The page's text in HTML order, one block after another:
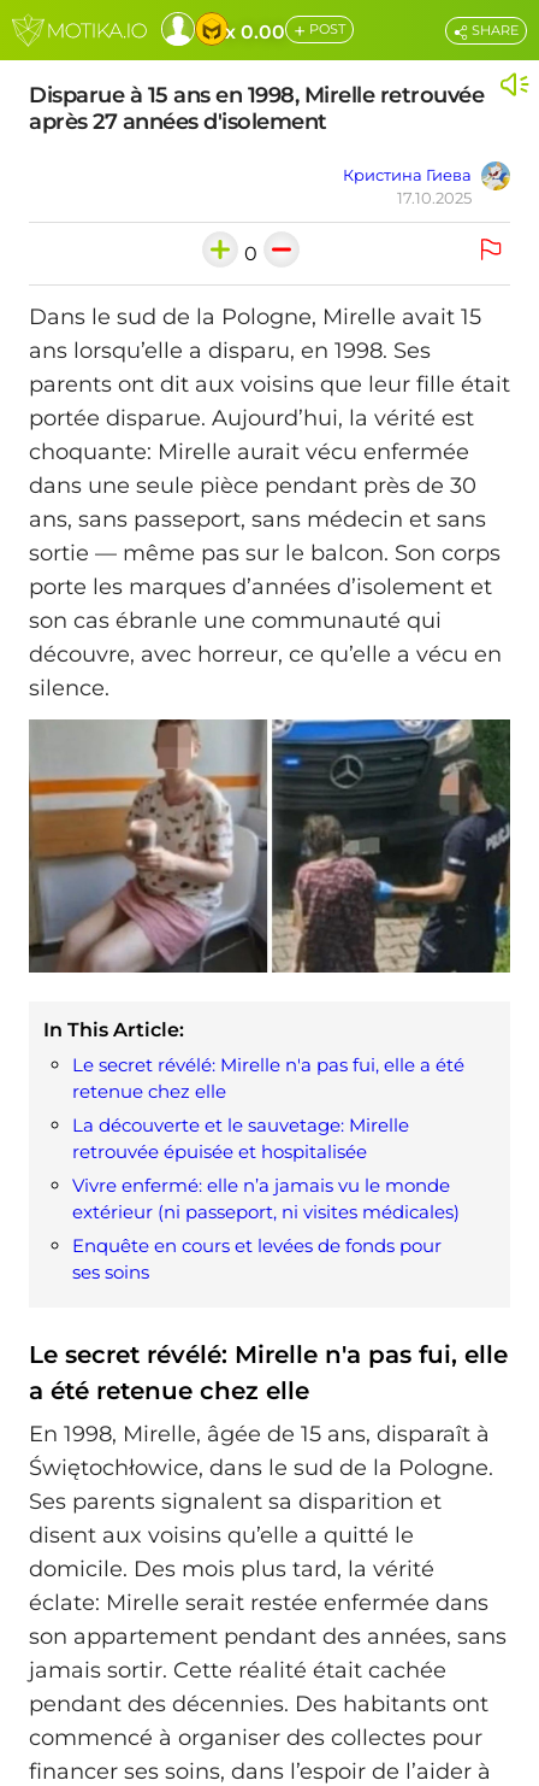
x 0.00 + POST
Disparue à 15 ans en 1998, Mirelle retrouvée
après 27 années d'isolement
Кристина Гиева
17.10.2025
SHARE
0
Dans le sud de la Pologne, Mirelle avait 15
ans lorsqu’elle a disparu, en 1998. Ses
parents ont dit aux voisins que leur fille était
portée disparue. Aujourd’hui, la vérité est
choquante: Mirelle aurait vécu enfermée
dans une seule pièce pendant près de 30
ans, sans passeport, sans médecin et sans
sortie — même pas sur le balcon. Son corps
porte les marques d’années d’isolement et
son cas ébranle une communauté qui
découvre, avec horreur, ce qu’elle a vécu en
silence.
In This Article:
Le secret révélé: Mirelle n'a pas fui, elle a été
retenue chez elle
La découverte et le sauvetage: Mirelle
retrouvée épuisée et hospitalisée
Vivre enfermé: elle n’a jamais vu le monde
extérieur (ni passeport, ni visites médicales)
Enquête en cours et levées de fonds pour
ses soins
Le secret révélé: Mirelle n'a pas fui, elle
a été retenue chez elle
En 1998, Mirelle, âgée de 15 ans, disparaît à
Świętochłowice, dans le sud de la Pologne.
Ses parents signalent sa disparition et
disent aux voisins qu’elle a quitté le
domicile. Des mois plus tard, la vérité
éclate: Mirelle serait restée enfermée dans
son appartement pendant des années, sans
jamais sortir. Cette réalité était cachée
pendant des décennies. Des habitants ont
commencé à organiser des collectes pour
financer ses soins, dans l’espoir de l’aider à